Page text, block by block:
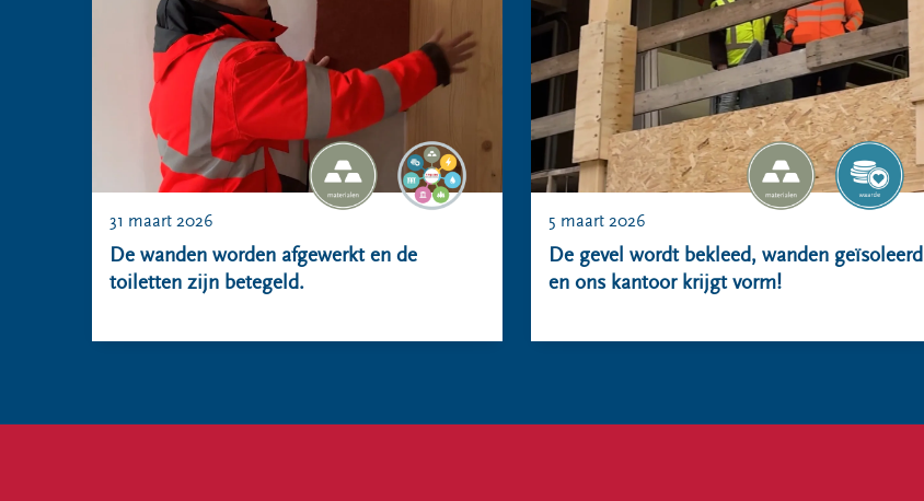
De wanden worden afgewerkt en de
toiletten zijn betegeld.
31 maart 2026
De gevel wordt bekleed, wanden geïsoleerd
en ons kantoor krijgt vorm!
5 maart 2026